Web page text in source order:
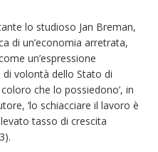
lo studioso Jan Breman,
di un’economia arretrata,
un’espressione
di volontà dello Stato di
che lo possiedono’, in
‘lo schiacciare il lavoro è
tasso di crescita